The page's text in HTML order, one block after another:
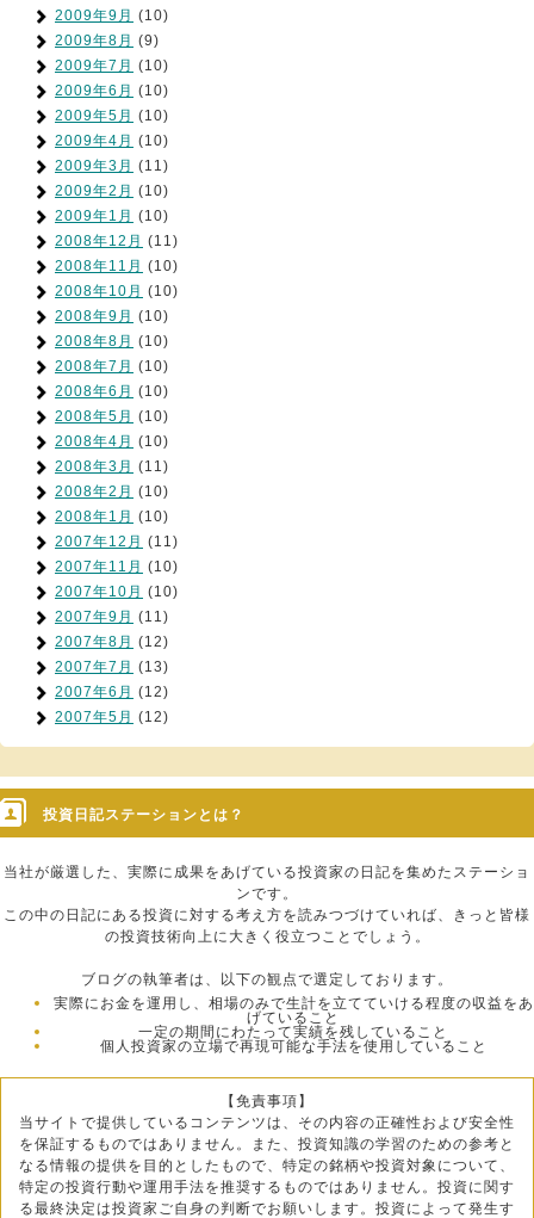
2009年9月 (10)
2009年8月 (9)
2009年7月 (10)
2009年6月 (10)
2009年5月 (10)
2009年4月 (10)
2009年3月 (11)
2009年2月 (10)
2009年1月 (10)
2008年12月 (11)
2008年11月 (10)
2008年10月 (10)
2008年9月 (10)
2008年8月 (10)
2008年7月 (10)
2008年6月 (10)
2008年5月 (10)
2008年4月 (10)
2008年3月 (11)
2008年2月 (10)
2008年1月 (10)
2007年12月 (11)
2007年11月 (10)
2007年10月 (10)
2007年9月 (11)
2007年8月 (12)
2007年7月 (13)
2007年6月 (12)
2007年5月 (12)
投資日記ステーションとは？
当社が厳選した、実際に成果をあげている投資家の日記を集めたステーショ
ンです。
この中の日記にある投資に対する考え方を読みつづけていれば、きっと皆様
の投資技術向上に大きく役立つことでしょう。
ブログの執筆者は、以下の観点で選定しております。
実際にお金を運用し、相場のみで生計を立てていける程度の収益をあ
げていること
一定の期間にわたって実績を残していること
個人投資家の立場で再現可能な手法を使用していること
【免責事項】
当サイトで提供しているコンテンツは、その内容の正確性および安全性
を保証するものではありません。また、投資知識の学習のための参考と
なる情報の提供を目的としたもので、特定の銘柄や投資対象について、
特定の投資行動や運用手法を推奨するものではありません。投資に関す
る最終決定は投資家ご自身の判断でお願いします。投資によって発生す